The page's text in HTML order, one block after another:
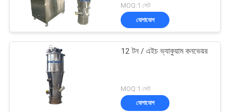
MOQ:1 সেট
যোগাযোগ
12 টন / এইচ ভ্যাকুয়াম কনভেয়র
MOQ:1 সেট
যোগাযোগ